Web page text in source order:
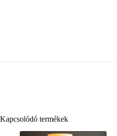
Kapcsolódó termékek